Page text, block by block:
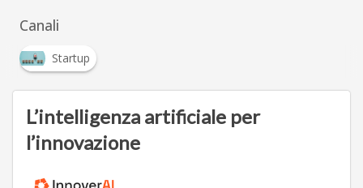
Canali
Startup
L’intelligenza artificiale per
l’innovazione